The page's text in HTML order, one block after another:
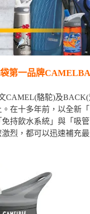
第一品牌
CAMEL(駱駝)及BACK(
在十多年前，以全新
持飲水系統」與「吸
烈，都可以迅速補充